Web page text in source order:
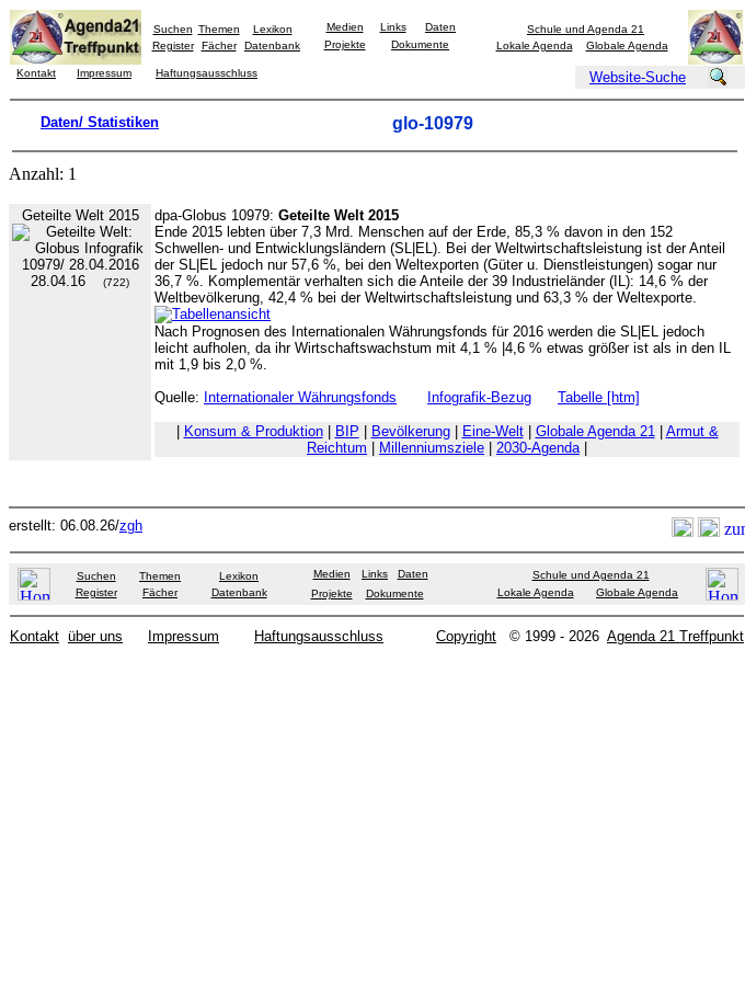
Suchen Themen
Lexikon
Register
Fächer Datenbank
Medien Links
Daten
Projekte
Dokumente
Schule und Agenda 21
Lokale Agenda
Globale Agenda
Kontakt Impressum Haftungsausschluss Website-Suche
Daten/ Statistiken glo-10979
Anzahl: 1
Geteilte Welt 2015
28.04.16 (722)
dpa-Globus 10979: Geteilte Welt 2015
Ende 2015 lebten über 7,3 Mrd. Menschen auf der Erde, 85,3 % davon in den 152
Schwellen- und Entwicklungsländern (SL|EL). Bei der Weltwirtschaftsleistung ist der Anteil
der SL|EL jedoch nur 57,6 %, bei den Weltexporten (Güter u. Dienstleistungen) sogar nur
36,7 %. Komplementär verhalten sich die Anteile der 39 Industrieländer (IL): 14,6 % der
Weltbevölkerung, 42,4 % bei der Weltwirtschaftsleistung und 63,3 % der Weltexporte.
Nach Prognosen des Internationalen Währungsfonds für 2016 werden die SL|EL jedoch
leicht aufholen, da ihr Wirtschaftswachstum mit 4,1 % |4,6 % etwas größer ist als in den IL
mit 1,9 bis 2,0 %.
Quelle: Internationaler Währungsfonds Infografik-Bezug Tabelle [htm]
Konsum & Produktion| BIP Bevölkerung| Eine-Welt| Globale Agenda 21| Armut &
Reichtum
Millenniumsziele 2030-Agenda|
erstellt: 06.08.26/zgh
Suchen Themen
Lexikon
Register
Fächer Datenbank
Medien Links
Daten
Projekte
Dokumente
Schule und Agenda 21
Lokale Agenda
Globale Agenda
Kontakt über uns Impressum Haftungsausschluss Copyright © 1999 - 2026 Agenda 21 Treffpunkt